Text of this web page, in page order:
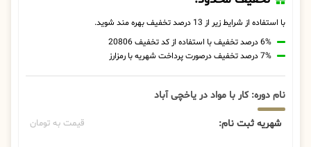
با استفاده از شرایط زیر از 13 درصد تخفیف بهره مند شوید.
6% درصد تخفیف با استفاده از کد تخفیف 20806
7% درصد تخفیف درصورت پرداخت شهریه با رمزارز
نام دوره: کار با مواد در یاخچی آباد
شهریه ثبت نام: قیمت به تومان